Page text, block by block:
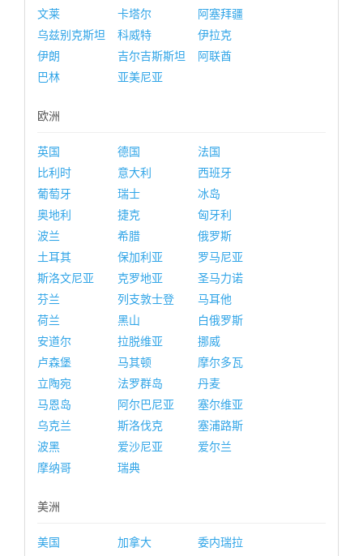
文莱
卡塔尔
阿塞拜疆
乌兹别克斯坦
科威特
伊拉克
伊朗
吉尔吉斯斯坦
阿联酋
巴林
亚美尼亚
欧洲
英国 德国
法国
比利时
意大利
西班牙
葡萄牙
瑞士
冰岛
奥地利
捷克
匈牙利
波兰
希腊
俄罗斯
土耳其
保加利亚
罗马尼亚
斯洛文尼亚
克罗地亚
圣马力诺
芬兰
列支敦士登
马耳他
荷兰
黑山
白俄罗斯
安道尔
拉脱维亚
挪威
卢森堡
马其顿
摩尔多瓦
立陶宛
法罗群岛
丹麦
马恩岛
阿尔巴尼亚
塞尔维亚
乌克兰
斯洛伐克
塞浦路斯
波黑
爱沙尼亚
爱尔兰
摩纳哥
瑞典
美洲
美国 加拿大
委内瑞拉